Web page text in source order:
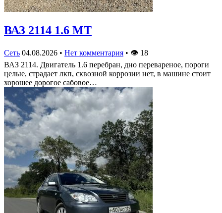
ВАЗ 2114 1.6 MT
Сеть 04.08.2026 • Нет комментария • 👁 18
ВАЗ 2114. Двигатель 1.6 перебран, дно перевареное, пороги
целые, страдает лкп, сквозной коррозии нет, в машине стоит
хорошее дорогое сабовое…